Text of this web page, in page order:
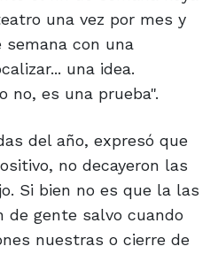
una vez por mes y
con una
una idea.
no, es una prueba".
del año, expresó que
no decayeron las
Si bien no es que la las
de gente salvo cuando
nuestras o cierre de